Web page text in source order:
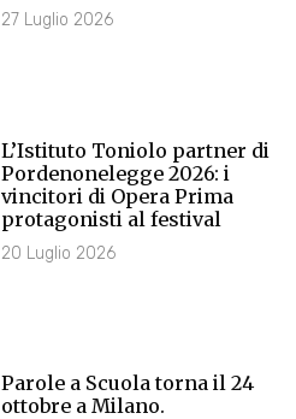
27 Luglio 2026
L’Istituto Toniolo partner di
Pordenonelegge 2026: i
vincitori di Opera Prima
protagonisti al festival
20 Luglio 2026
Parole a Scuola torna il 24
ottobre a Milano.